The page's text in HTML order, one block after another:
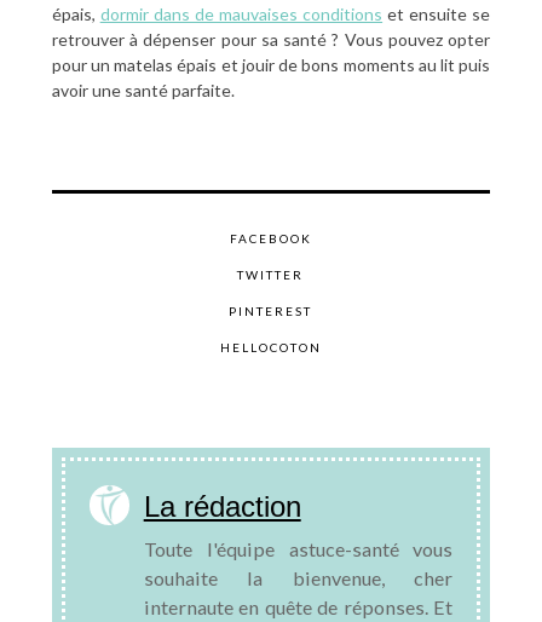
épais, dormir dans de mauvaises conditions et ensuite se
retrouver à dépenser pour sa santé ? Vous pouvez opter
pour un matelas épais et jouir de bons moments au lit puis
avoir une santé parfaite.
FACEBOOK
TWITTER
PINTEREST
HELLOCOTON
La rédaction
Toute l'équipe astuce-santé vous
souhaite la bienvenue, cher
internaute en quête de réponses. Et